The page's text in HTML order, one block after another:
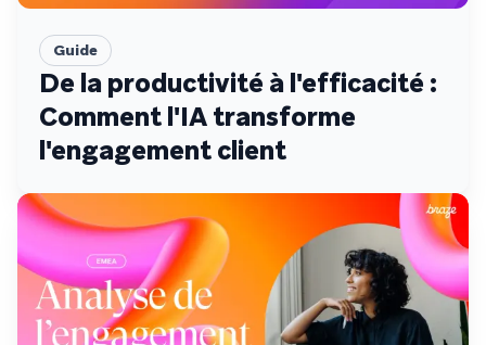
Guide
De la productivité à l'efficacité :
Comment l'IA transforme
l'engagement client